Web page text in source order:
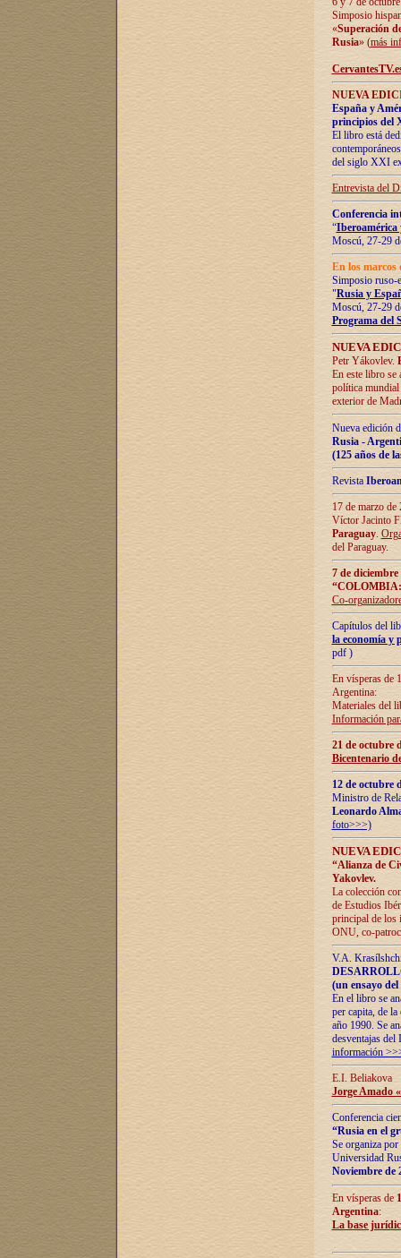
Simposio
«Superación
Rusia» (más
NUEVA
España y
principios del
El libro está
del siglo XXI
Entrevista del
Conferencia
“Iberoamérica
Moscú, 27-29
En los marcos
Simposio ruso-
"Rusia y
Moscú, 27-29
Programa del
NUEVA
Petr Yákovlev.
En este libro se
política mundial
exterior de
Nueva edición
Rusia -
(125 años de
Revista
17 de marzo
Víctor Jacinto
Paraguay.
del Paraguay.
7 de
Co-
Capítulos del
la economía y
pdf )
En vísperas de
Argentina:
Materiales del
Información
21 de octubre
Bicentenario
12 de octubre
Ministro de
Leonardo
foto>>>)
NUEVA
“Alianza de
Yakovlev.
La colección
de Estudios
principal de los
ONU, co-
V.A.
(un ensayo
En el libro se
per capita, de
año 1990. Se
desventajas
información
E.I. Beliakova
Jorge Amado
Conferencia
“Rusia en el
Se organiza
Universidad
Noviembre de
En vísperas de
Argentina:
La base